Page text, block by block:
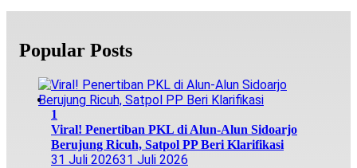
Popular Posts
1
Viral! Penertiban PKL di Alun-Alun Sidoarjo
Berujung Ricuh, Satpol PP Beri Klarifikasi
31 Juli 202631 Juli 2026